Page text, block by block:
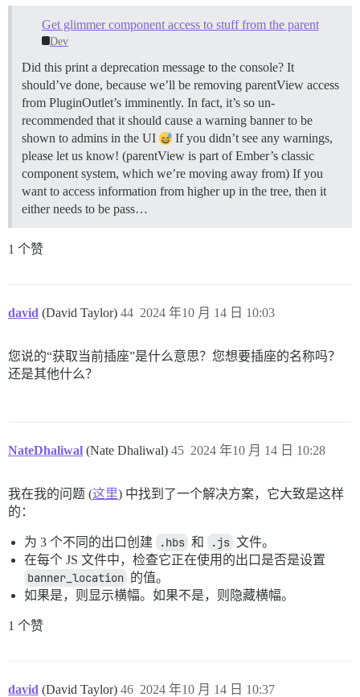
Get glimmer component access to stuff from the parent
Dev
Did this print a deprecation message to the console? It
should’ve done, because we’ll be removing parentView access
from PluginOutlet’s imminently. In fact, it’s so un-
recommended that it should cause a warning banner to be
shown to admins in the UI
If you didn’t see any warnings,
please let us know! (parentView is part of Ember’s classic
component system, which we’re moving away from) If you
want to access information from higher up in the tree, then it
either needs to be pass…
1 个赞
david (David Taylor) 2024 年10 月 14 日 10:03
44
您说的“获取当前插座”是什么意思？您想要插座的名称吗？
还是其他什么？
NateDhaliwal (Nate Dhaliwal) 2024 年10 月 14 日 10:28
45
我在我的问题 (这里) 中找到了一个解决方案，它大致是这样
的：
为 3 个不同的出口创建 .hbs 和 .js 文件。
在每个 JS 文件中，检查它正在使用的出口是否是设置
banner_location 的值。
如果是，则显示横幅。如果不是，则隐藏横幅。
1 个赞
david (David Taylor) 2024 年10 月 14 日 10:37
46